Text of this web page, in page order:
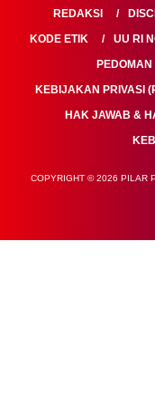
REDAKSI
KODE ETIK
UU RI
KEBIJAKAN PRIVASI
HAK JAWAB &
COPYRIGHT © 2026 PILAR